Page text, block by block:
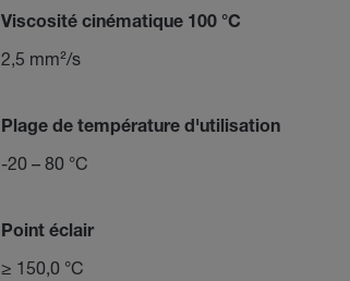
Viscosité cinématique 100 °C
2,5 mm²/s
Plage de température d'utilisation
-20 – 80 °C
Point éclair
≥ 150,0 °C